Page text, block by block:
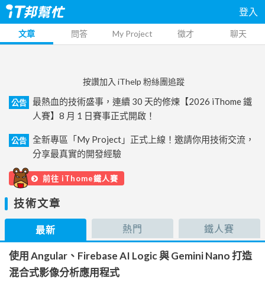
登入
文章 問答 My Project 徵才 聊天
按讚加入 iThelp 粉絲團追蹤
公告
最熱血的技術盛事，連續 30 天的修煉【2026 iThome 鐵
人賽】8 月 1 日賽事正式開啟！
公告
全新專區「My Project」正式上線！邀請你用技術交流，
分享最真實的開發經驗
前往 iThome鐵人賽
技術文章
最新 熱門 鐵人賽
使用 Angular、Firebase AI Logic 與 Gemini Nano 打造
混合式影像分析應用程式